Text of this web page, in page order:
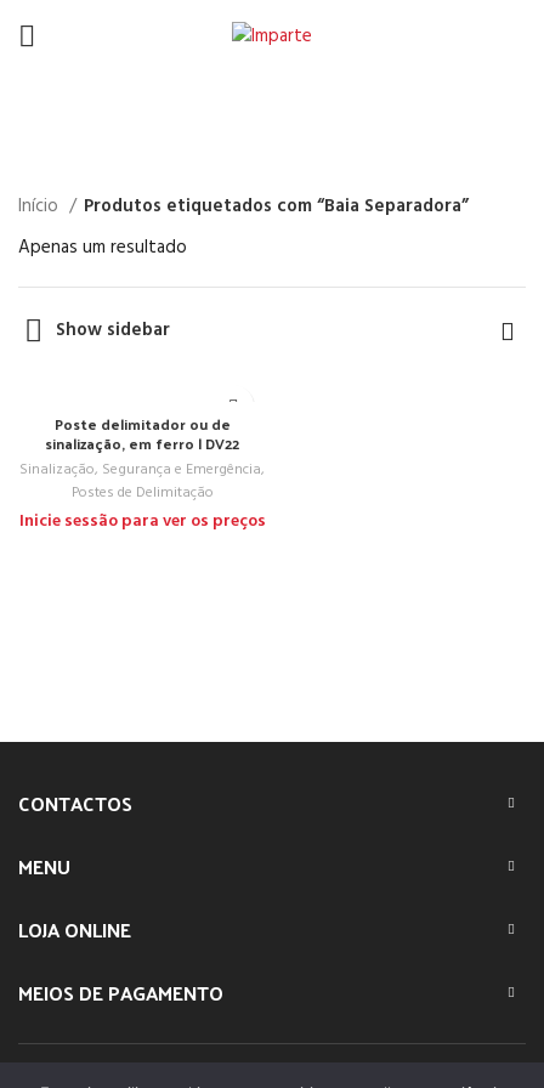
Início
Produtos etiquetados com “Baia Separadora”
Apenas um resultado
Show sidebar
Poste delimitador ou de
sinalização, em ferro | DV22
Sinalização, Segurança e Emergência,
Postes de Delimitação
Inicie sessão para ver os preços
CONTACTOS
MENU
LOJA ONLINE
MEIOS DE PAGAMENTO